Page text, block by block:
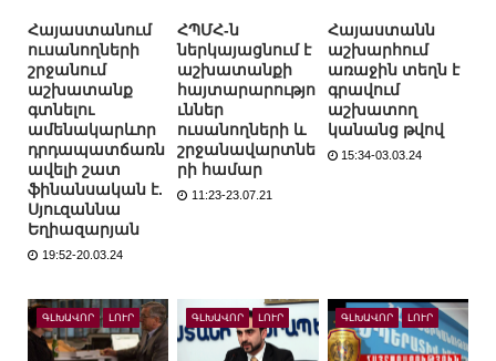
Հայաստանում
ուսանողների
շրջանում
աշխատանք
գտնելու
ամենակարևոր
դրդապատճառն
ավելի շատ
ֆինանսական է.
Սյուզաննա
Եղիազարյան
19:52-20.03.24
ՀՊՄՀ-ն
ներկայացնում է
աշխատանքի
հայտարարությո
ւններ
ուսանողների և
շրջանավարտնե
րի համար
11:23-23.07.21
Հայաստանն
աշխարհում
առաջին տեղն է
գրավում
աշխատող
կանանց թվով
15:34-03.03.24
ԳԼԽԱՎՈՐ ԼՈՒՐ ԳԼԽԱՎՈՐ ԼՈՒՐ ԳԼԽԱՎՈՐ ԼՈՒՐ